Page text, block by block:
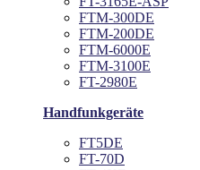
FTM-300DE
FTM-200DE
FTM-6000E
FTM-3100E
FT-2980E
Handfunkgeräte
FT5DE
FT-70D